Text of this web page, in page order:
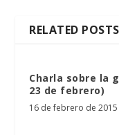
RELATED POSTS
Charla sobre la
23 de febrero)
16 de febrero de 2015